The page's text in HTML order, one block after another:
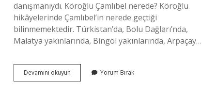
danışmanıydı. Köroğlu Çamlıbel nerede? Köroğlu
hikâyelerinde Çamlıbel’in nerede geçtiği
bilinmemektedir. Türkistan’da, Bolu Dağları’nda,
Malatya yakınlarında, Bingöl yakınlarında, Arpaçay…
Devamını okuyun Köroğlunun
Atının
Yorum Bırak